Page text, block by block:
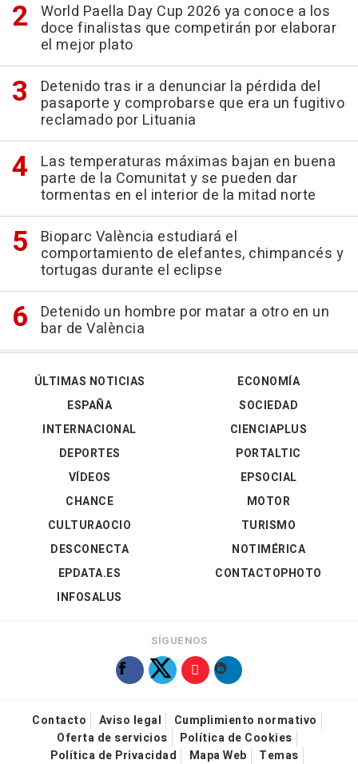
World Paella Day Cup 2026 ya conoce a los
doce finalistas que competirán por elaborar
el mejor plato
Detenido tras ir a denunciar la pérdida del
pasaporte y comprobarse que era un fugitivo
reclamado por Lituania
Las temperaturas máximas bajan en buena
parte de la Comunitat y se pueden dar
tormentas en el interior de la mitad norte
Bioparc València estudiará el
comportamiento de elefantes, chimpancés y
tortugas durante el eclipse
Detenido un hombre por matar a otro en un
bar de València
ÚLTIMAS NOTICIAS
ESPAÑA
INTERNACIONAL
DEPORTES
VÍDEOS
ECONOMÍA
SOCIEDAD
CIENCIAPLUS
PORTALTIC
EPSOCIAL
CHANCE
CULTURAOCIO
DESCONECTA
EPDATA.ES
INFOSALUS
MOTOR
TURISMO
NOTIMÉRICA
CONTACTOPHOTO
SÍGUENOS
Contacto Aviso legal
Cumplimiento normativo
Oferta de servicios
Política de Cookies
Política de Privacidad
Mapa Web Temas